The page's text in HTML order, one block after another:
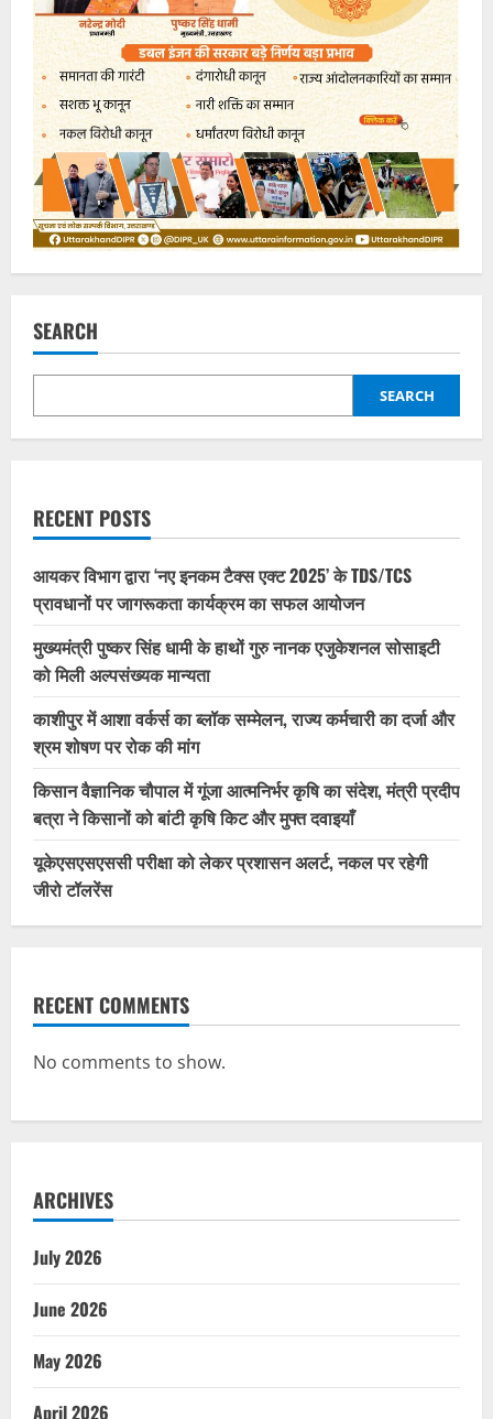
SEARCH
SEARCH
RECENT POSTS
आयकर विभाग द्वारा ‘नए इनकम टैक्स एक्ट 2025’ के TDS/TCS
प्रावधानों पर जागरूकता कार्यक्रम का सफल आयोजन
मुख्यमंत्री पुष्कर सिंह धामी के हाथों गुरु नानक एजुकेशनल सोसाइटी
को मिली अल्पसंख्यक मान्यता
काशीपुर में आशा वर्कर्स का ब्लॉक सम्मेलन, राज्य कर्मचारी का दर्जा और
श्रम शोषण पर रोक की मांग
किसान वैज्ञानिक चौपाल में गूंजा आत्मनिर्भर कृषि का संदेश, मंत्री प्रदीप
बत्रा ने किसानों को बांटी कृषि किट और मुफ्त दवाइयाँ
यूकेएसएसएससी परीक्षा को लेकर प्रशासन अलर्ट, नकल पर रहेगी
जीरो टॉलरेंस
RECENT COMMENTS
No comments to show.
ARCHIVES
July 2026
June 2026
May 2026
April 2026